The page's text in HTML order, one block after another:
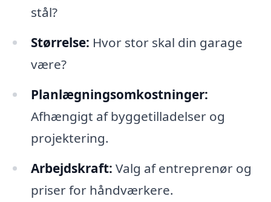
stål?
Størrelse: Hvor stor skal din garage
være?
Planlægningsomkostninger:
Afhængigt af byggetilladelser og
projektering.
Arbejdskraft: Valg af entreprenør og
priser for håndværkere.